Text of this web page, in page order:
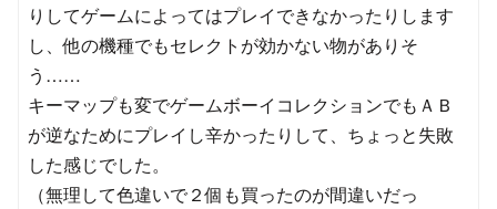
りしてゲームによってはプレイできなかったりします
し、他の機種でもセレクトが効かない物がありそ
う……
キーマップも変でゲームボーイコレクションでもＡＢ
が逆なためにプレイし辛かったりして、ちょっと失敗
した感じでした。
（無理して色違いで２個も買ったのが間違いだっ